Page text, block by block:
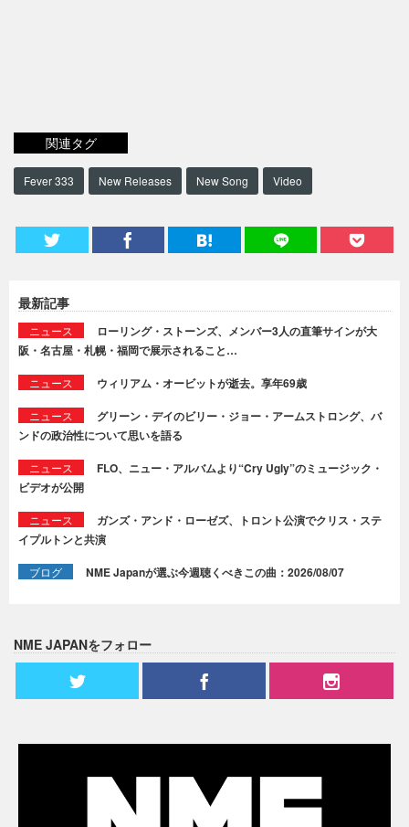
関連タグ
Fever 333 New Releases New Song Video
最新記事
ニュース
ローリング・ストーンズ、メンバー3人の直筆サインが大
阪・名古屋・札幌・福岡で展示されること…
ニュース ウィリアム・オービットが逝去。享年69歳
ニュース
グリーン・デイのビリー・ジョー・アームストロング、バ
ンドの政治性について思いを語る
ニュース
FLO、ニュー・アルバムより“Cry Ugly”のミュージック・
ビデオが公開
ニュース
ガンズ・アンド・ローゼズ、トロント公演でクリス・ステ
イプルトンと共演
ブログ NME Japanが選ぶ今週聴くべきこの曲：2026/08/07
NME JAPANをフォロー